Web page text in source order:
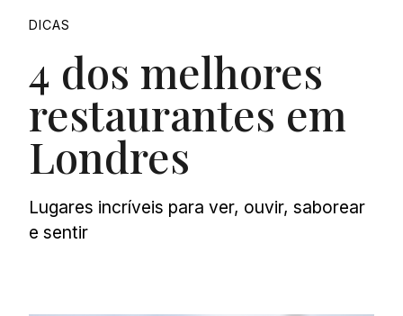
DICAS
4 dos melhores
restaurantes em
Londres
Lugares incríveis para ver, ouvir, saborear
e sentir